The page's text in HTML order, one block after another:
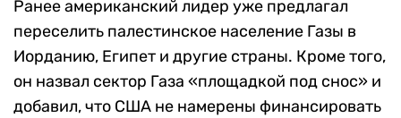
Ранее американский лидер уже предлагал
переселить палестинское население Газы в
Иорданию, Египет и другие страны. Кроме того,
он назвал сектор Газа «площадкой под снос» и
добавил, что США не намерены финансировать